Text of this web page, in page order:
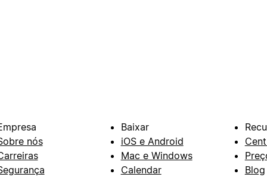
nós
Baixar
iOS e Android
Mac e Windows
Calendar
Blog